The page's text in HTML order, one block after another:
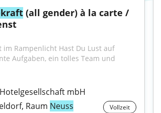
(all gender) à la carte /
im Rampenlicht Hast Du Lust auf
Aufgaben, ein tolles Team und
mbH
Raum Neuss Vollzeit